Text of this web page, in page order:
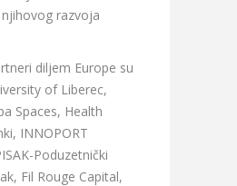
razvoja
diljem Europe su
of Liberec,
Spaces, Health
INNOPORT
Poduzetnički
Fil Rouge Capital,